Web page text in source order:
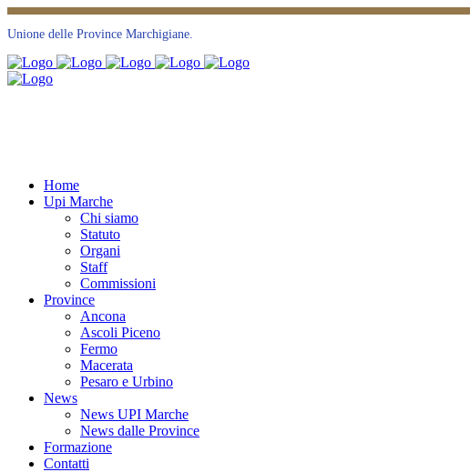
Unione delle Province Marchigiane.
Home
Upi Marche
Chi siamo
Statuto
Organi
Staff
Commissioni
Province
Ancona
Ascoli Piceno
Fermo
Macerata
Pesaro e Urbino
News
News UPI Marche
News dalle Province
Formazione
Contatti